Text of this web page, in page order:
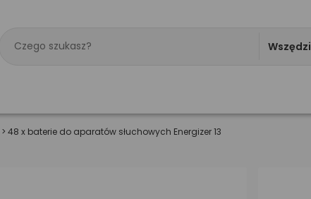
> 48 x baterie do aparatów słuchowych Energizer 13